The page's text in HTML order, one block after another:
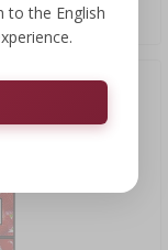
to the English